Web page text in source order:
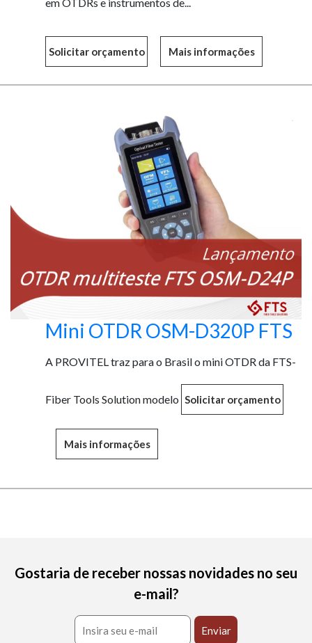
Mais informações
Mini OTDR OSM-D320P FTS
A PROVITEL traz para o Brasil o mini OTDR da FTS-
Fiber Tools Solution modelo
Mais informações
Gostaria de receber nossas novidades no seu
e-mail?